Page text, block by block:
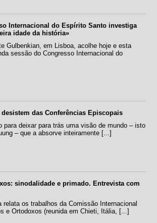
Internacional do Espírito Santo investiga
idade da história»
Gulbenkian, em Lisboa, acolhe hoje e esta
sessão do Congresso Internacional do
das Conferências Episcopais
para deixar para trás uma visão de mundo – isto
– que a absorve inteiramente [...]
sinodalidade e primado. Entrevista com
relata os trabalhos da Comissão Internacional
e Ortodoxos (reunida em Chieti, Itália, [...]